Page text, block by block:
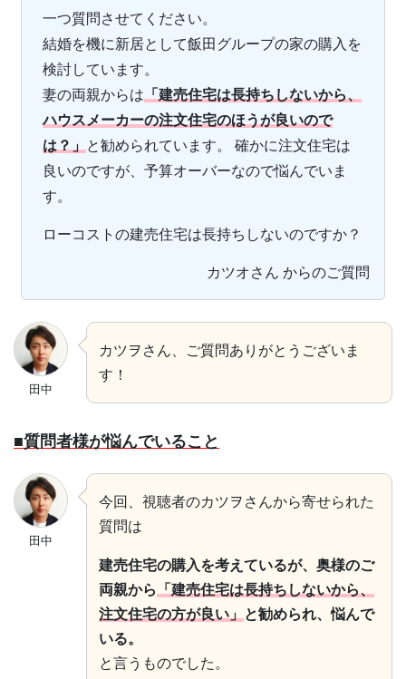
一つ質問させてください。
結婚を機に新居として飯田グループの家の購入を
検討しています。
妻の両親からは 「建売住宅は長持ちしないから、
ハウスメーカーの注文住宅のほうが良いので
は？」 と勧められています。 確かに注文住宅は
良いのですが、予算オーバーなので悩んでいま
す。
ローコストの建売住宅は長持ちしないのですか？
カツオさん からのご質問
田中
カツヲさん、ご質問ありがとうございま
す！
■質問者様が悩んでいること
田中
今回、視聴者のカツヲさんから寄せられた
質問は
建売住宅の購入を考えているが、奥様のご
両親から
「建売住宅は長持ちしないから、
注文住宅の方が良い」 と勧められ、悩んで
いる。
と言うものでした。